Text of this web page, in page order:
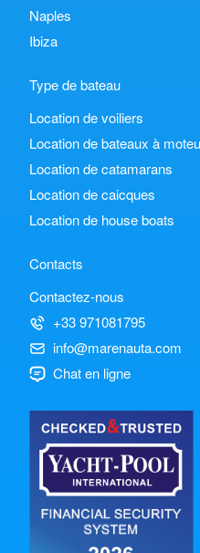
Naples
Ibiza
Type de bateau
Location de voiliers
Location de bateaux à
Location de catamarans
Location de caicques
Location de house boats
Contacts
Contactez-nous
+33 971081795
info@marenauta.com
Chat en ligne